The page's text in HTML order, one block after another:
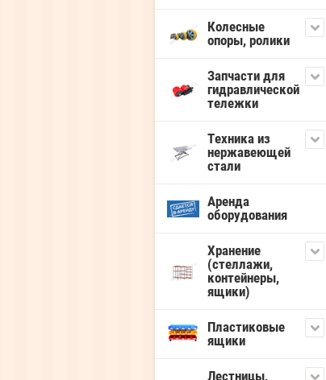
Колесные
опоры, ролики
Запчасти для
гидравлической
тележки
Техника из
нержавеющей
стали
Аренда
оборудования
Хранение
(стеллажи,
контейнеры,
ящики)
Пластиковые
ящики
Лестницы,